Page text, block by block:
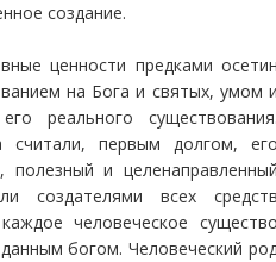
создание.
ценности предками
на Бога и святых, умом
реального
считали, первым долгом,
полезный и
создателями всех
человеческое
богом. Человеческий